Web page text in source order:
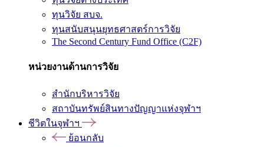
ทุนวิจัย สบจ.
ทุนสนับสนุนยุทธศาสตร์การวิจัย
The Second Century Fund Office (C2F)
หน่วยงานด้านการวิจัย
สำนักบริหารวิจัย
สถาบันทรัพย์สินทางปัญญาแห่งจุฬาฯ
ชีวิตในจุฬาฯ
ย้อนกลับ